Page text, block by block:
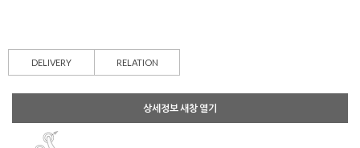
DELIVERY RELATION
상세정보 새창 열기